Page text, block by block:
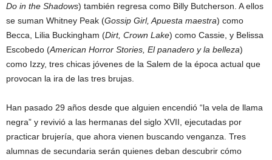
Do in the Shadows) también regresa como Billy Butcherson. A ellos
se suman Whitney Peak (Gossip Girl, Apuesta maestra) como
Becca, Lilia Buckingham (Dirt, Crown Lake) como Cassie, y Belissa
Escobedo (American Horror Stories, El panadero y la belleza)
como Izzy, tres chicas jóvenes de la Salem de la época actual que
provocan la ira de las tres brujas.
Han pasado 29 años desde que alguien encendió “la vela de llama
negra” y revivió a las hermanas del siglo XVII, ejecutadas por
practicar brujería, que ahora vienen buscando venganza. Tres
alumnas de secundaria serán quienes deban descubrir cómo